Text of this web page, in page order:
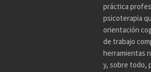
práctica
psicoterapia
orientación
de trabajo
herramientas
y, sobre todo,